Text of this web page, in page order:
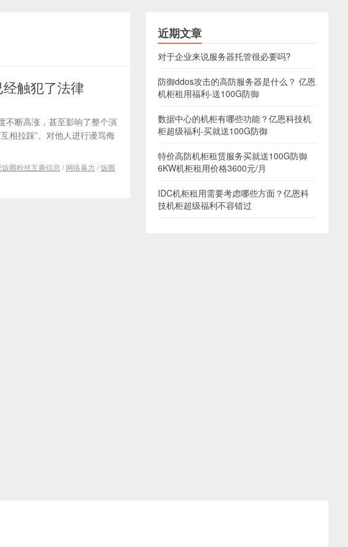
触犯了法律
不断高涨，甚至影响了整个演
相拉踩”、对他人进行谩骂侮
圈粉丝互撕信息 / 网络暴力 /饭圈
近期文章
对于企业来说服务器托管很必要吗?
防御ddos攻击的高防服务器是什么？ 亿恩
机柜租用福利-送100G防御
数据中心的机柜有哪些功能？亿恩科技机
柜超级福利-买就送100G防御
特价高防机柜租赁服务买就送100G防御
6KW机柜租用价格3600元/月
IDC机柜租用需要考虑哪些方面？亿恩科
技机柜超级福利不容错过